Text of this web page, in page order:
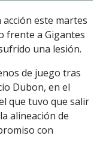
este martes
frente a Gigantes
una lesión.
de juego tras
Dubon, en el
que tuvo que salir
alineación de
con